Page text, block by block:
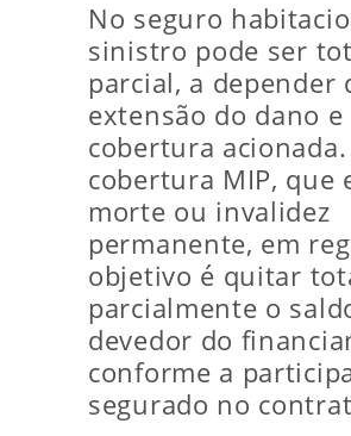
No seguro
sinistro pode ser
parcial, a depender
extensão do dano e
cobertura
cobertura MIP, que
morte ou invalidez
permanente, em
objetivo é quitar
parcialmente o
devedor do
conforme a
segurado no